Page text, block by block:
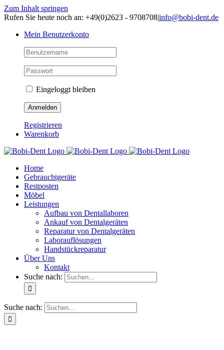
Zum Inhalt springen
Rufen Sie heute noch an: +49(0)2623 - 9708708|info@bobi-dent.de
Mein Benutzerkonto
Eingeloggt bleiben
Registrieren
Warenkorb
Home
Gebrauchtgeräte
Restposten
Möbel
Leistungen
Aufbau von Dentallaboren
Ankauf von Dentalgeräten
Reparatur von Dentalgeräten
Laborauflösungen
Handstückreparatur
Über Uns
Kontakt
Suche nach:
Suche nach: